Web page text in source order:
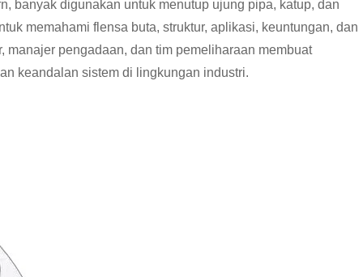
banyak digunakan untuk menutup ujung pipa, katup, dan
memahami flensa buta, struktur, aplikasi, keuntungan, dan
pengadaan, dan tim pemeliharaan membuat
keandalan sistem di lingkungan industri.